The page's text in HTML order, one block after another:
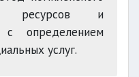
ресурсов и
с определением
услуг.